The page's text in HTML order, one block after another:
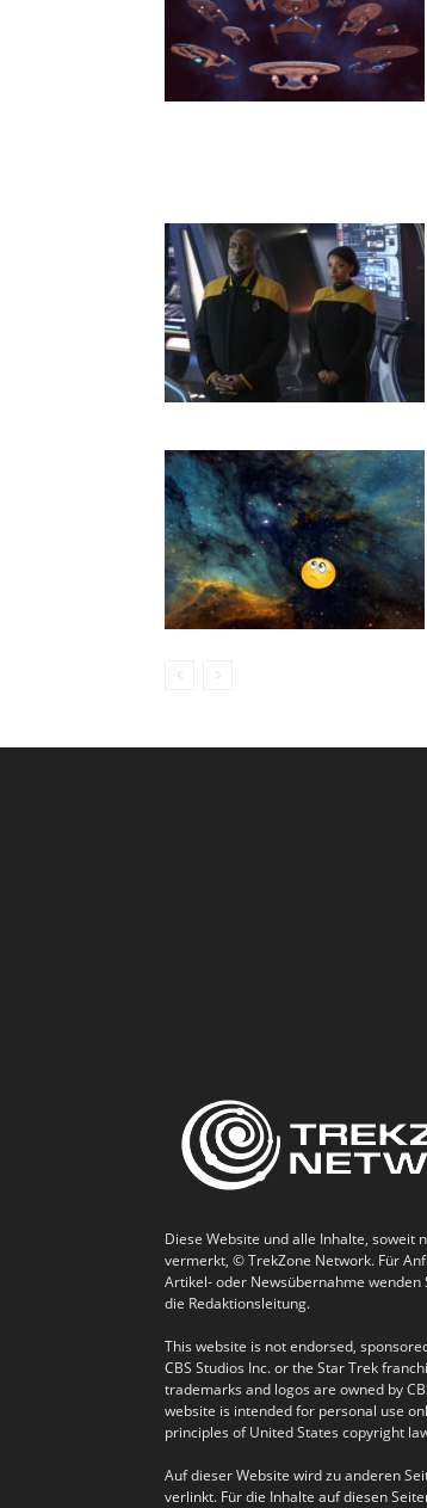
Diese Website und alle Inhalte, soweit
vermerkt, © TrekZone Network. Für
Artikel- oder Newsübernahme wenden
die Redaktionsleitung.
This website is not endorsed,
CBS Studios Inc. or the Star Trek
trademarks and logos are owned by
website is intended for personal use
principles of United States copyright
Auf dieser Website wird zu anderen
verlinkt. Für die Inhalte auf diesen